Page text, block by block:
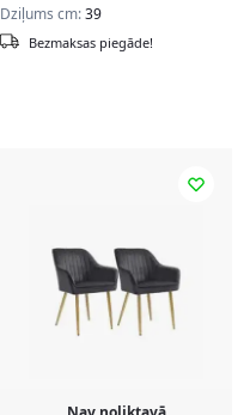
Dziļums cm:39
Bezmaksas piegāde!